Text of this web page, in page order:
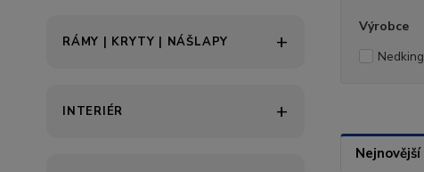
RÁMY | KRYTY | NÁŠLAPY
INTERIÉR
Výrobce
Nedking
Nejnovější